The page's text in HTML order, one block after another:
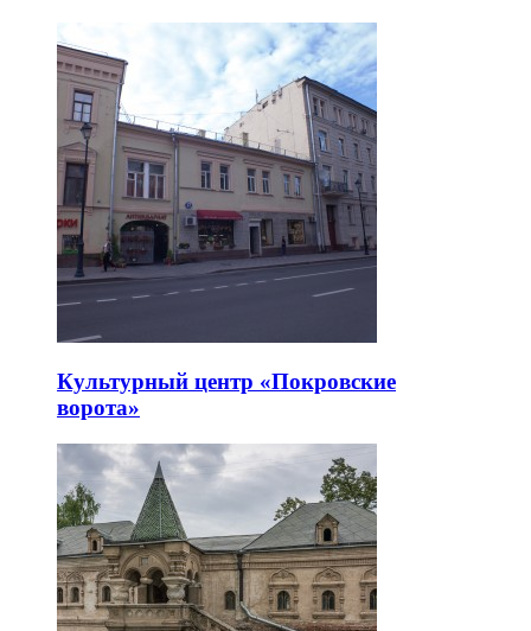
Культурный центр «Покровские
ворота»